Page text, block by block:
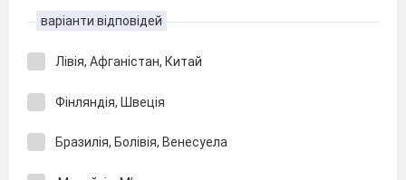
варіанти відповідей
Лівія, Афганістан, Китай
Фінляндія, Швеція
Бразилія, Болівія, Венесуела